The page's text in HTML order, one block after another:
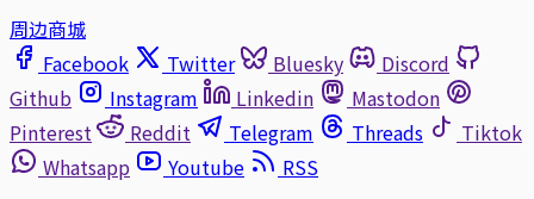
周边商城
Facebook
Twitter Bluesky
Discord
Github
Instagram Linkedin
Mastodon
Pinterest
Reddit Telegram Threads
Tiktok
Whatsapp
Youtube
RSS